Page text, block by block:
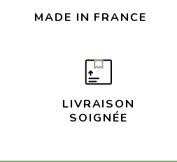
MADE IN FRANCE
LIVRAISON
SOIGNÉE